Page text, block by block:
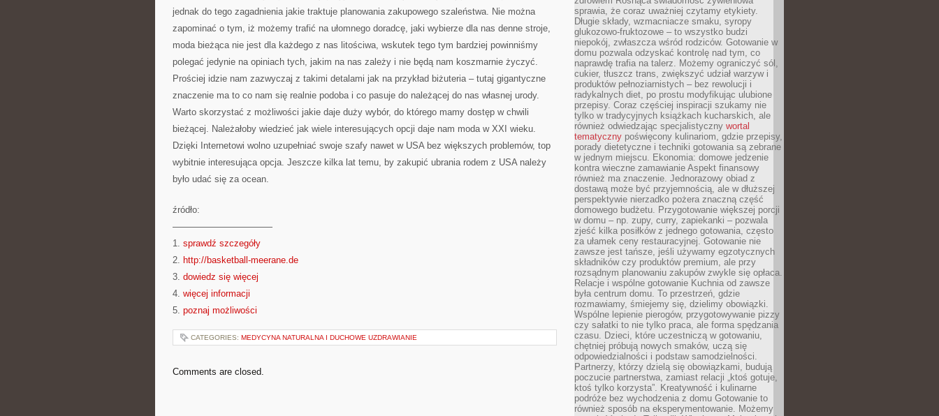
jednak do tego zagadnienia jakie traktuje planowania zakupowego szaleństwa. Nie można
zapominać o tym, iż możemy trafić na ułomnego doradcę, jaki wybierze dla nas denne stroje,
moda bieżąca nie jest dla każdego z nas litościwa, wskutek tego tym bardziej powinniśmy
polegać jedynie na opiniach tych, jakim na nas zależy i nie będą nam koszmarnie życzyć.
Prościej idzie nam zazwyczaj z takimi detalami jak na przykład biżuteria – tutaj gigantyczne
znaczenie ma to co nam się realnie podoba i co pasuje do należącej do nas własnej urody.
Warto skorzystać z możliwości jakie daje duży wybór, do którego mamy dostęp w chwili
bieżącej. Należałoby wiedzieć jak wiele interesujących opcji daje nam moda w XXI wieku.
Dzięki Internetowi wolno uzupełniać swoje szafy nawet w USA bez większych problemów, top
wybitnie interesująca opcja. Jeszcze kilka lat temu, by zakupić ubrania rodem z USA należy
było udać się za ocean.
źródło:
———————————
1. sprawdź szczegóły
2. http://basketball-meerane.de
3. dowiedz się więcej
4. więcej informacji
5. poznaj możliwości
CATEGORIES: MEDYCYNA NATURALNA I DUCHOWE UZDRAWIANIE
Comments are closed.
sprawia, że coraz uważniej czytamy etykiety.
Długie składy, wzmacniacze smaku, syropy
glukozowo-fruktozowe – to wszystko budzi
niepokój, zwłaszcza wśród rodziców. Gotowanie w
domu pozwala odzyskać kontrolę nad tym, co
naprawdę trafia na talerz. Możemy ograniczyć sól,
cukier, tłuszcz trans, zwiększyć udział warzyw i
produktów pełnoziarnistych – bez rewolucji i
radykalnych diet, po prostu modyfikując ulubione
przepisy. Coraz częściej inspiracji szukamy nie
tylko w tradycyjnych książkach kucharskich, ale
również odwiedzając specjalistyczny wortal
tematyczny poświęcony kulinariom, gdzie przepisy,
porady dietetyczne i techniki gotowania są zebrane
w jednym miejscu. Ekonomia: domowe jedzenie
kontra wieczne zamawianie Aspekt finansowy
również ma znaczenie. Jednorazowy obiad z
dostawą może być przyjemnością, ale w dłuższej
perspektywie nierzadko pożera znaczną część
domowego budżetu. Przygotowanie większej porcji
w domu – np. zupy, curry, zapiekanki – pozwala
zjeść kilka posiłków z jednego gotowania, często
za ułamek ceny restauracyjnej. Gotowanie nie
zawsze jest tańsze, jeśli używamy egzotycznych
składników czy produktów premium, ale przy
rozsądnym planowaniu zakupów zwykle się opłaca.
Relacje i wspólne gotowanie Kuchnia od zawsze
była centrum domu. To przestrzeń, gdzie
rozmawiamy, śmiejemy się, dzielimy obowiązki.
Wspólne lepienie pierogów, przygotowywanie pizzy
czy sałatki to nie tylko praca, ale forma spędzania
czasu. Dzieci, które uczestniczą w gotowaniu,
chętniej próbują nowych smaków, uczą się
odpowiedzialności i podstaw samodzielności.
Partnerzy, którzy dzielą się obowiązkami, budują
poczucie partnerstwa, zamiast relacji „ktoś gotuje,
ktoś tylko korzysta”. Kreatywność i kulinarne
podróże bez wychodzenia z domu Gotowanie to
również sposób na eksperymentowanie. Możemy